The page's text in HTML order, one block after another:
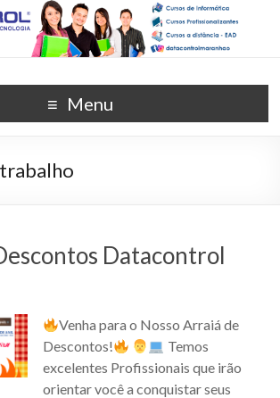
–
E
8565
Menu
Datacontrol
Venha para o Nosso Arraiá de
Descontos!
Temos
excelentes Profissionais que irão
orientar você a conquistar seus